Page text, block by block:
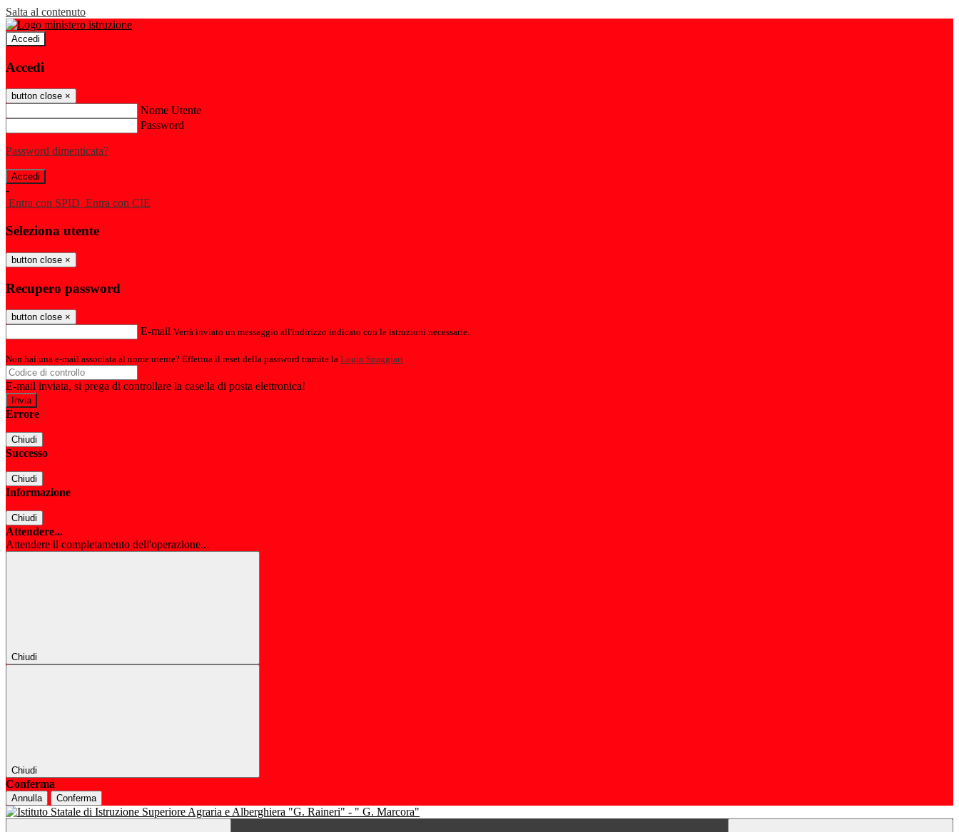
Salta al contenuto
Accedi
Accedi
button close ×
Nome Utente
Password
Password dimenticata?
-
Entra con SPID Entra con CIE
Seleziona utente
button close ×
Recupero password
button close ×
E-mail Verrà inviato un messaggio all'indirizzo indicato con le istruzioni necessarie.
Non hai una e-mail associata al nome utente? Effettua il reset della password tramite la Login Spaggiari
E-mail inviata, si prega di controllare la casella di posta elettronica!
Errore
Chiudi
Successo
Chiudi
Informazione
Chiudi
Attendere...
Attendere il completamento dell'operazione...
Chiudi
Chiudi
Conferma
Annulla Conferma